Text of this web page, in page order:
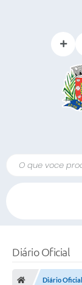
O que voce
Diário Oficial
Diário Oficial